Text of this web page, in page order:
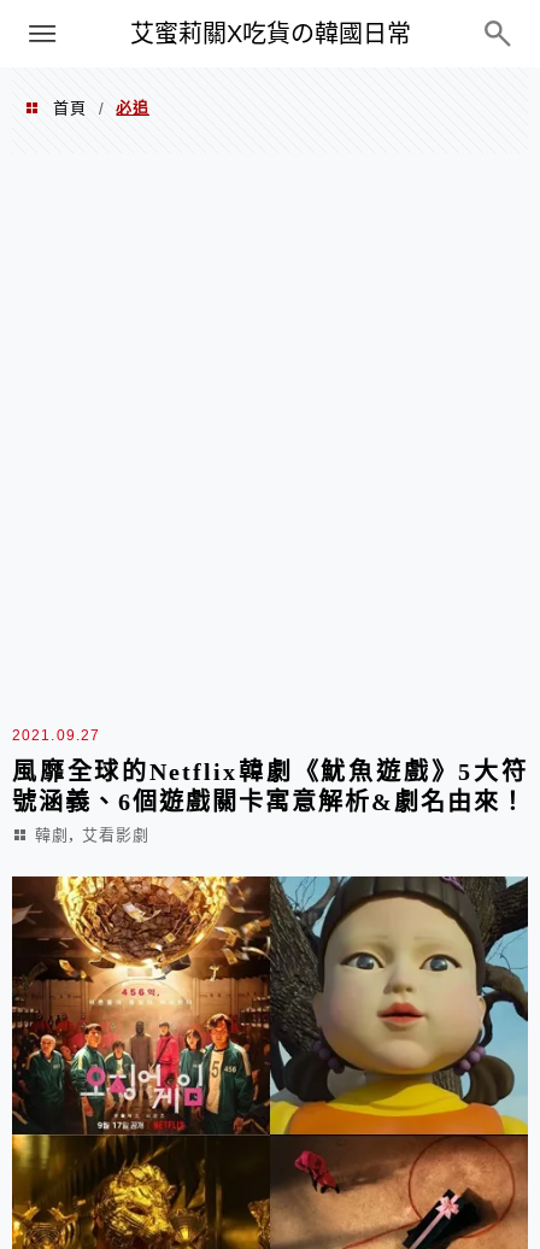
艾蜜莉關X吃貨の韓國日常
PXN
首頁 / 必追
2021.09.27
風靡全球的Netflix韓劇《魷魚遊戲》5大符
號涵義、6個遊戲關卡寓意解析&劇名由來！
韓劇 , 艾看影劇